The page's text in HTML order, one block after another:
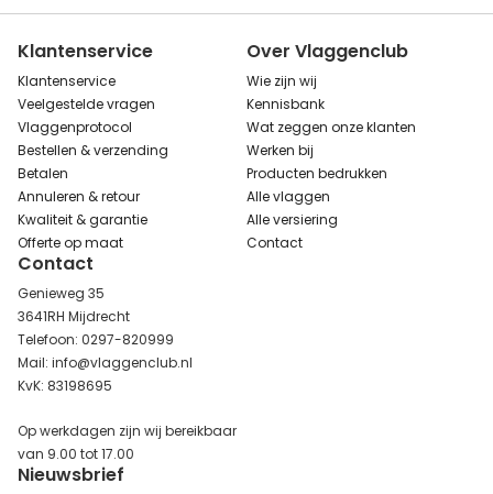
Klantenservice
Klantenservice
Veelgestelde vragen
Vlaggenprotocol
Bestellen & verzending
Betalen
Annuleren & retour
Kwaliteit & garantie
Offerte op maat
Over Vlaggenclub
Wie zijn wij
Kennisbank
Wat zeggen onze klanten
Werken bij
Producten bedrukken
Alle vlaggen
Alle versiering
Contact
Contact
Genieweg 35
3641RH Mijdrecht
Telefoon: 0297-820999
Mail: info@vlaggenclub.nl
KvK: 83198695
Op werkdagen zijn wij bereikbaar
van 9.00 tot 17.00
Nieuwsbrief